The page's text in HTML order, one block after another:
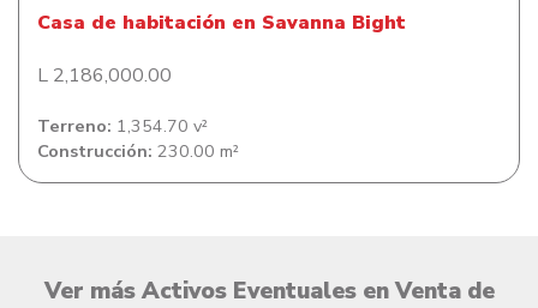
Casa de habitación en Savanna Bight
L 2,186,000.00
Terreno: 1,354.70 v²
Construcción: 230.00 m²
Ver más Activos Eventuales en Venta de